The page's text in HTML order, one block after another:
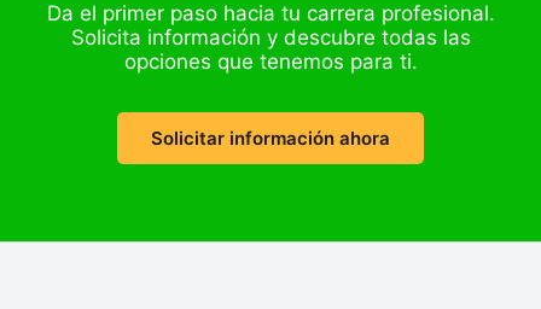
Da el primer paso hacia tu carrera profesional.
Solicita información y descubre todas las
opciones que tenemos para ti.
Solicitar información ahora